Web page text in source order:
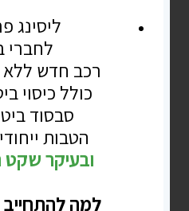
לונדון, רומא, בודפשט,
טוסקנה, אמסטרדם, ורשה,
מלון בחו"ל ממקור ראשון!
הסדנאות מעבר לים החל מ